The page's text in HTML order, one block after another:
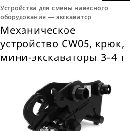
Устройства для смены навесного
оборудования ― экскаватор
Механическое
устройство CW05, крюк,
мини-экскаваторы 3–4 т